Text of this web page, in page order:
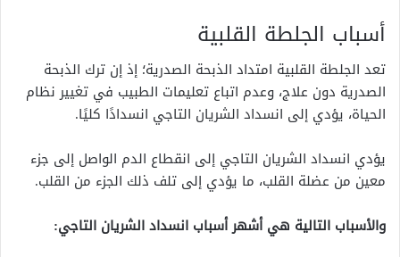
أسباب الجلطة القلبية
تعد الجلطة القلبية امتداد الذبحة الصدرية؛ إذ إن ترك الذبحة
الصدرية دون علاج، وعدم اتباع تعليمات الطبيب في تغيير نظام
الحياة، يؤدي إلى انسداد الشريان التاجي انسدادًا كليًا.
يؤدي انسداد الشريان التاجي إلى انقطاع الدم الواصل إلى جزء
معين من عضلة القلب، ما يؤدي إلى تلف ذلك الجزء من القلب.
والأسباب التالية هي أشهر أسباب انسداد الشريان التاجي: